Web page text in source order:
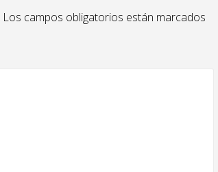
Los campos obligatorios están marcados